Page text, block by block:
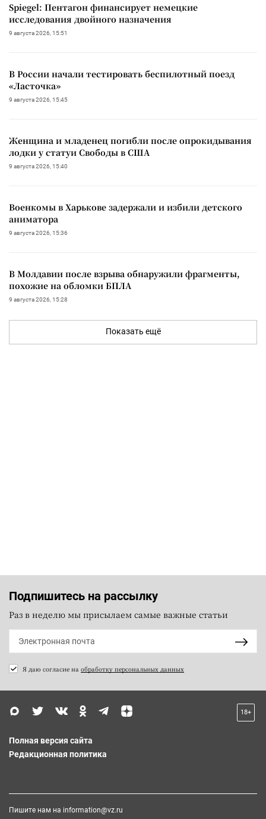
Spiegel: Пентагон финансирует немецкие
исследования двойного назначения
9 августа 2026, 15:51
В России начали тестировать беспилотный поезд
«Ласточка»
9 августа 2026, 15:45
Женщина и младенец погибли после опрокидывания
лодки у статуи Свободы в США
9 августа 2026, 15:40
Военкомы в Харькове задержали и избили детского
аниматора
9 августа 2026, 15:36
В Молдавии после взрыва обнаружили фрагменты,
похожие на обломки БПЛА
9 августа 2026, 15:28
Показать ещё
Подпишитесь на рассылку
Раз в неделю мы присылаем самые важные статьи
Я даю согласие на обработку персональных данных
18+
Полная версия сайта
Редакционная политика
Пишите нам на information@vz.ru